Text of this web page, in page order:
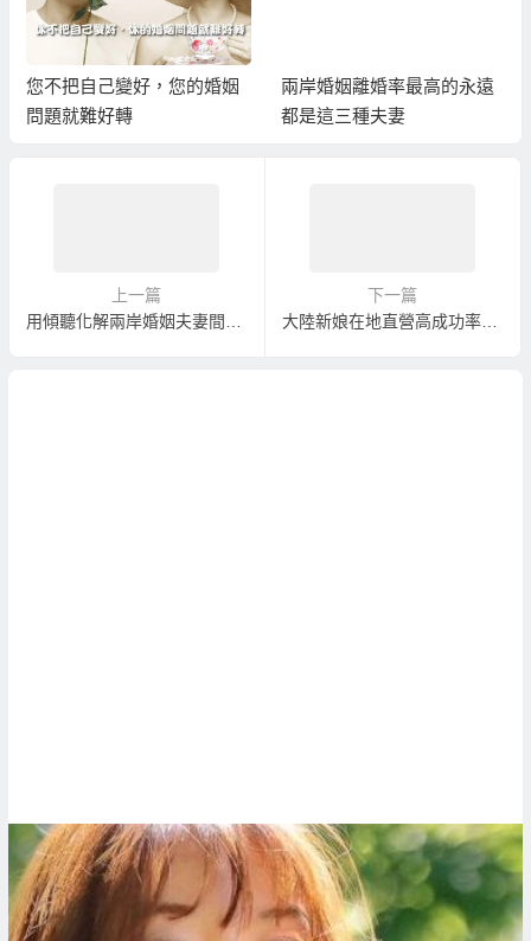
您不把自己變好，您的婚姻
問題就難好轉
兩岸婚姻離婚率最高的永遠
都是這三種夫妻
上一篇
下一篇
大陸新娘在地直營高成功率大陸新娘婚姻介紹婚姻媒合